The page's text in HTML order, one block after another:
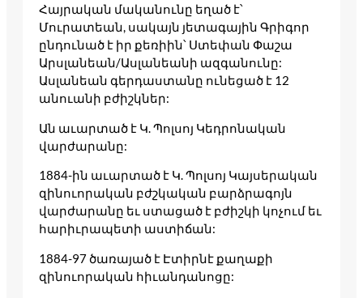
Հայրական մականունը եղած է՝
Մուրատեան, սակայն յետագային Գրիգոր
ընդունած է իր քեռիին՝ Ստեփան Փաշա
Արսլանեան/Ասլանեանի ազգանունը:
Ասլանեան գերդաստանը ունեցած է 12
անուանի բժիշկներ:
Ան աւարտած է Կ. Պոլսոյ Կեդրոնական
վարժարանը:
1884-ին աւարտած է Կ. Պոլսոյ Կայսերական
զինուորական բժշկական բարձրագոյն
վարժարանը եւ ստացած է բժիշկի կոչում եւ
հարիւրապետի աստիճան:
1884-97 ծառայած է Էտիրնէ քաղաքի
զինուորական հիւանդանոցը: